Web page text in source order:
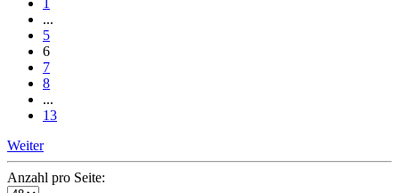
...
5
6
7
8
...
13
Weiter
Anzahl pro Seite: